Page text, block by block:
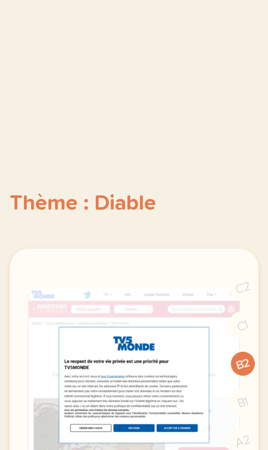
Thème : Diable
C2
C1
B2
B1
A2